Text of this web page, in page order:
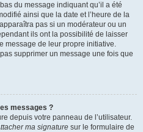
du message indiquant qu’il a été
ainsi que la date et l’heure de la
pas si un modérateur ou un
ils ont la possibilité de laisser
message de leur propre initiative.
supprimer un message une fois que
messages ?
depuis votre panneau de l’utilisateur.
ma signature sur le formulaire de